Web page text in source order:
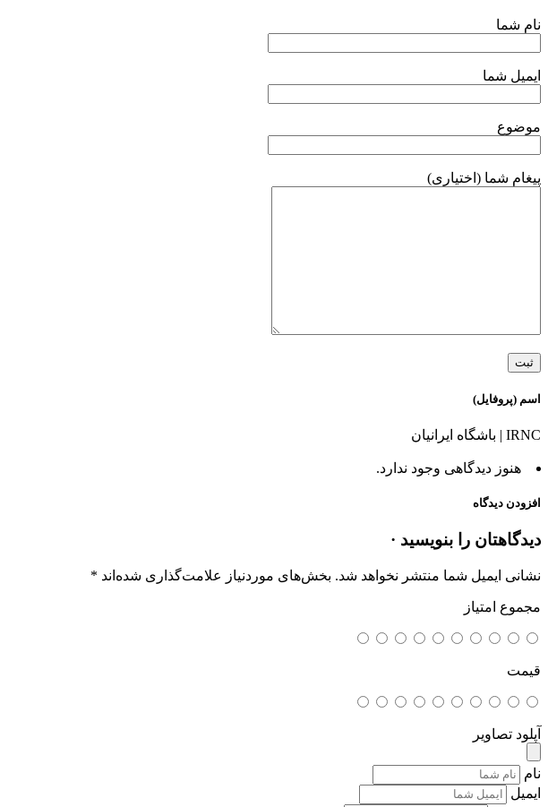
نام شما
ایمیل شما
موضوع
پیغام شما (اختیاری)
اسم (پروفایل)
IRNC | باشگاه ایرانیان
هنوز دیدگاهی وجود ندارد.
افزودن دیدگاه
دیدگاهتان را بنویسید ·
نشانی ایمیل شما منتشر نخواهد شد. بخش‌های موردنیاز علامت‌گذاری شده‌اند *
مجموع امتیاز
قیمت
آپلود تصاویر
نام
ایمیل